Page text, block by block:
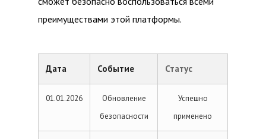
преимуществами этой платформы.
Дата Событие Статус
01.01.2026
Обновление
безопасности
Успешно
применено